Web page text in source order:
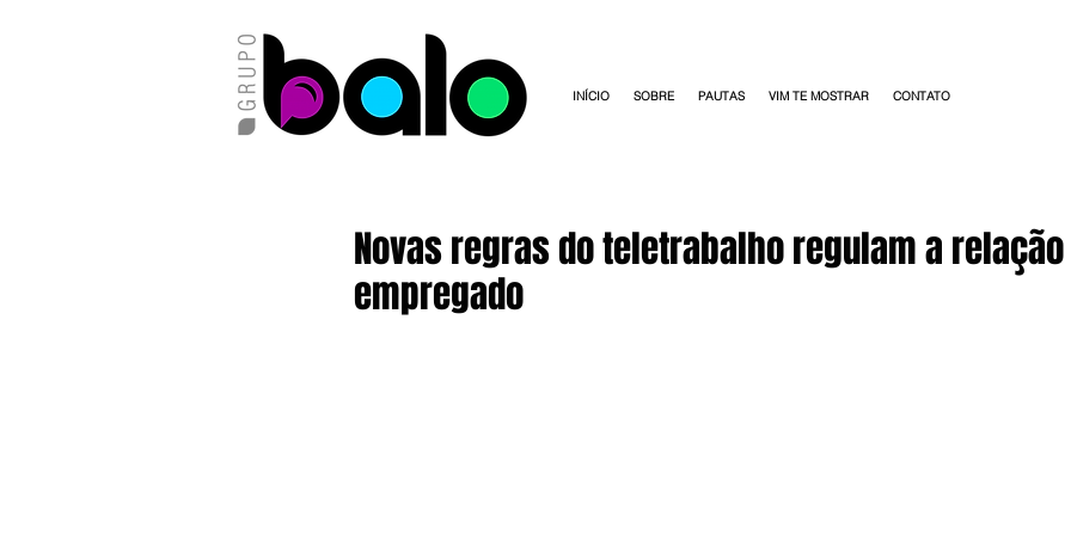
INÍCIO SOBRE PAUTAS VIM TE MOSTRAR CONTATO
Novas regras do teletrabalho regulam a
empregado